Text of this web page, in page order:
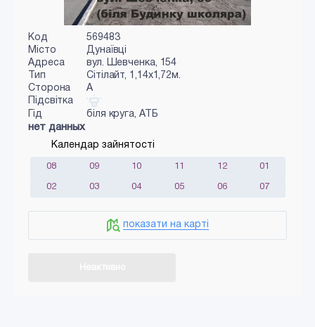
Код
569483
Місто
Дунаївці
Адреса
вул. Шевченка, 154
Тип
Сiтiлайт, 1,14х1,72м.
Сторона
A
Підсвітка
Гід
біля круга, АТБ
нет данных
Календар зайнятості
08 09 10 11 12 01
02 03 04 05 06 07
показати на карті